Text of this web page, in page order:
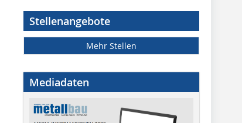
Stellenangebote
Mehr Stellen
Mediadaten